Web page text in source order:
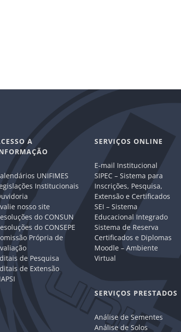
A
UNIFIMES
Institucionais
nosso site
do CONSUN
do CONSEPE
Própria de
de Pesquisa
de Extensão
SERVIÇOS ONLINE
E-mail Institucional
SIPEC – Sistema para
Inscrições, Pesquisa,
Extensão e Certificados
SEI – Sistema
Educacional Integrado
Sistema de Reserva
Certificados e Diplomas
Moodle – Ambiente
Virtual
SERVIÇOS PRESTADOS
Análise de Sementes
Análise de Solos